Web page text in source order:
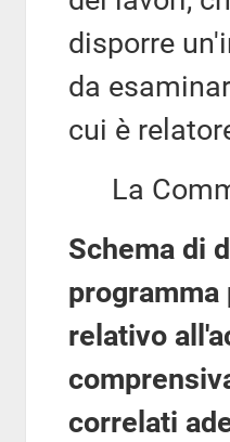
disporre
da
cui è
La
Schema di
programma
relativo
correlati